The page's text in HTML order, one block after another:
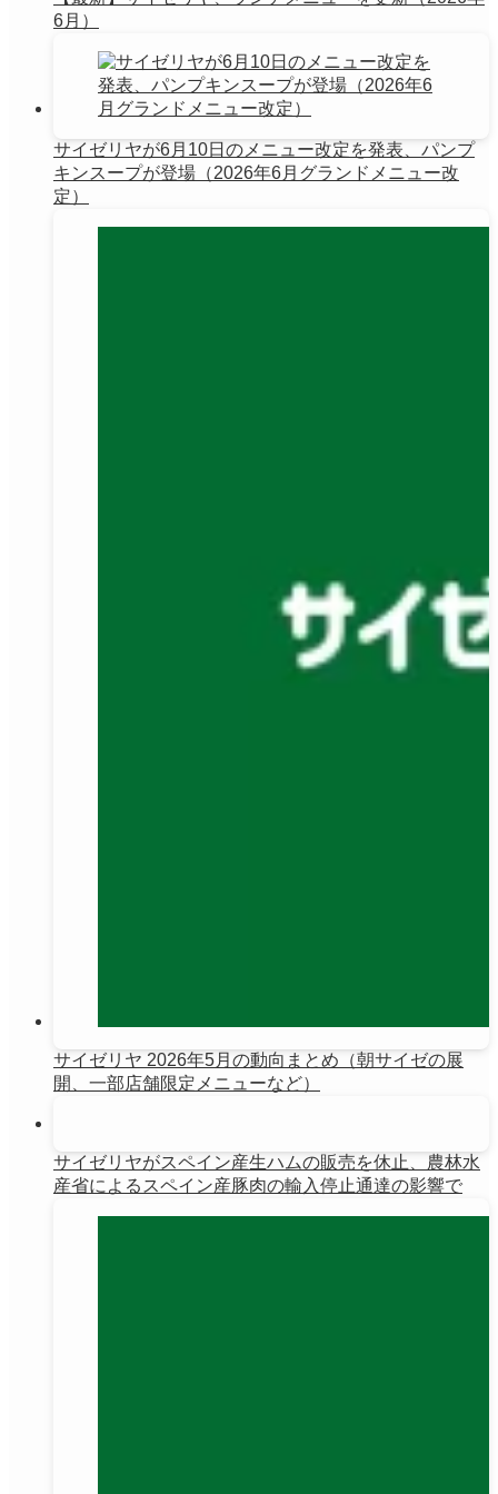
6月）
サイゼリヤが6月10日のメニュー改定を発表、パンプ
キンスープが登場（2026年6月グランドメニュー改
定）
サイゼリヤ 2026年5月の動向まとめ（朝サイゼの展
開、一部店舗限定メニューなど）
サイゼリヤがスペイン産生ハムの販売を休止、農林水
産省によるスペイン産豚肉の輸入停止通達の影響で